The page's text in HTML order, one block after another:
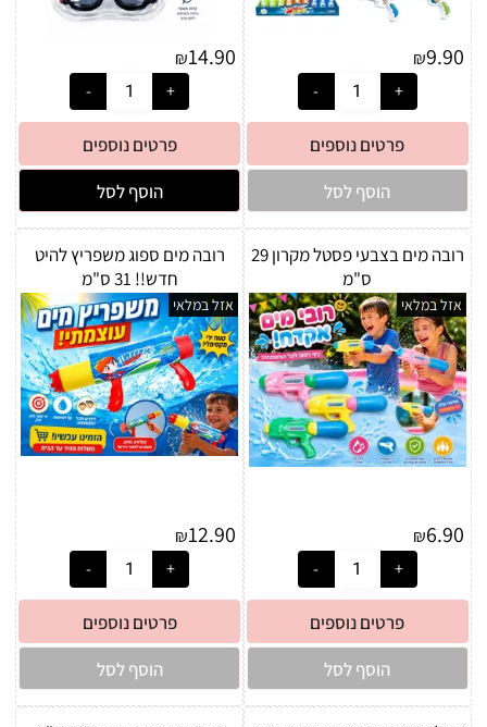
₪9.90
פרטים נוספים
הוסף לסל
₪14.90
פרטים נוספים
הוסף לסל
רובה מים בצבעי פסטל מקרון 29
ס"מ
אזל במלאי
₪6.90
פרטים נוספים
הוסף לסל
רובה מים ספוג משפריץ להיט
חדש!! 31 ס"מ
אזל במלאי
₪12.90
פרטים נוספים
הוסף לסל